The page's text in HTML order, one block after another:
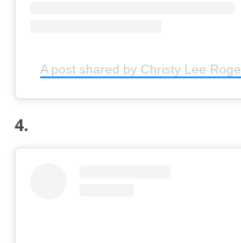
A post shared by Christy Lee
4.